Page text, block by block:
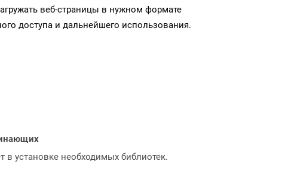
веб-страницы в нужном формате
доступа и дальнейшего использования.
в установке необходимых библиотек.